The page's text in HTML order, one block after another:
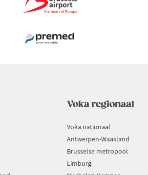
Voka regionaal
Voka nationaal
Antwerpen-Waasland
Brusselse metropool
Limburg